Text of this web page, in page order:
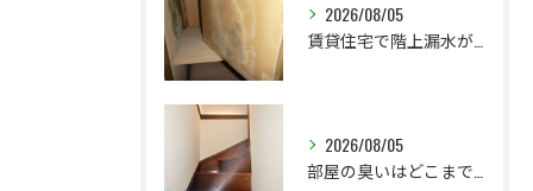
2026/08/05
賃貸住宅で階上漏水が発生したら、防カビ工事までが初期対応です
2026/08/05
部屋の臭いはどこまで気になりますか？プレモ独自の臭気基準をご紹介します